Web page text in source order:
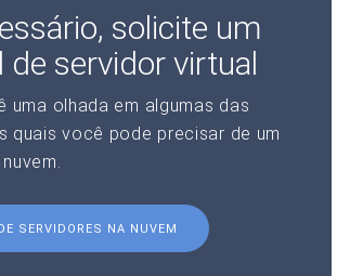
solicite um
de servidor virtual
uma olhada em algumas das
quais você pode precisar de um
SERVIDORES NA NUVEM